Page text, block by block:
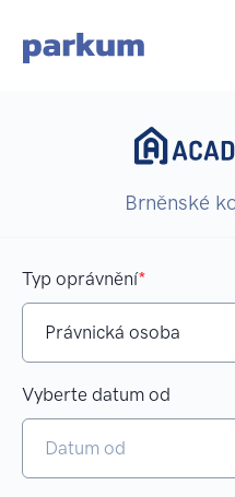
Brněnské
Typ oprávnění
Vyberte datum od